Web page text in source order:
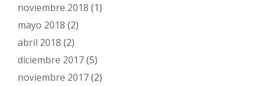
noviembre 2018 (1)
mayo 2018 (2)
abril 2018 (2)
diciembre 2017(5)
noviembre 2017(2)